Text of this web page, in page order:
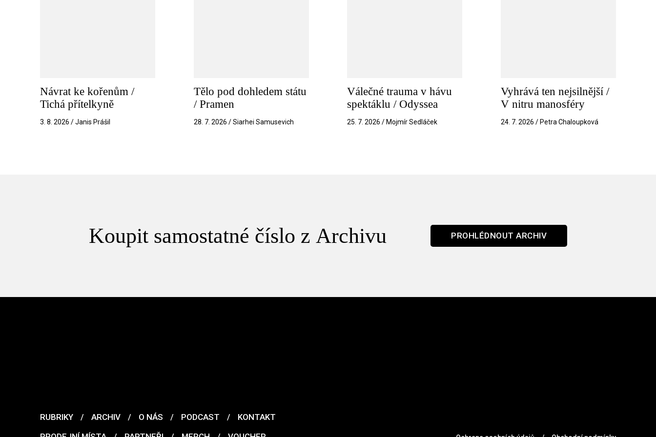
Návrat ke kořenům /
Tichá přítelkyně
3. 8. 2026 / Janis Prášil
Tělo pod dohledem státu
/ Pramen
28. 7. 2026 / Siarhei Samusevich
Válečné trauma v hávu
spektáklu / Odyssea
25. 7. 2026 / Mojmír Sedláček
Vyhrává ten nejsilnější /
V nitru manosféry
24. 7. 2026 / Petra Chaloupková
Koupit samostatné číslo z Archivu PROHLÉDNOUT ARCHIV
RUBRIKY / ARCHIV / O NÁS / PODCAST /
KONTAKT